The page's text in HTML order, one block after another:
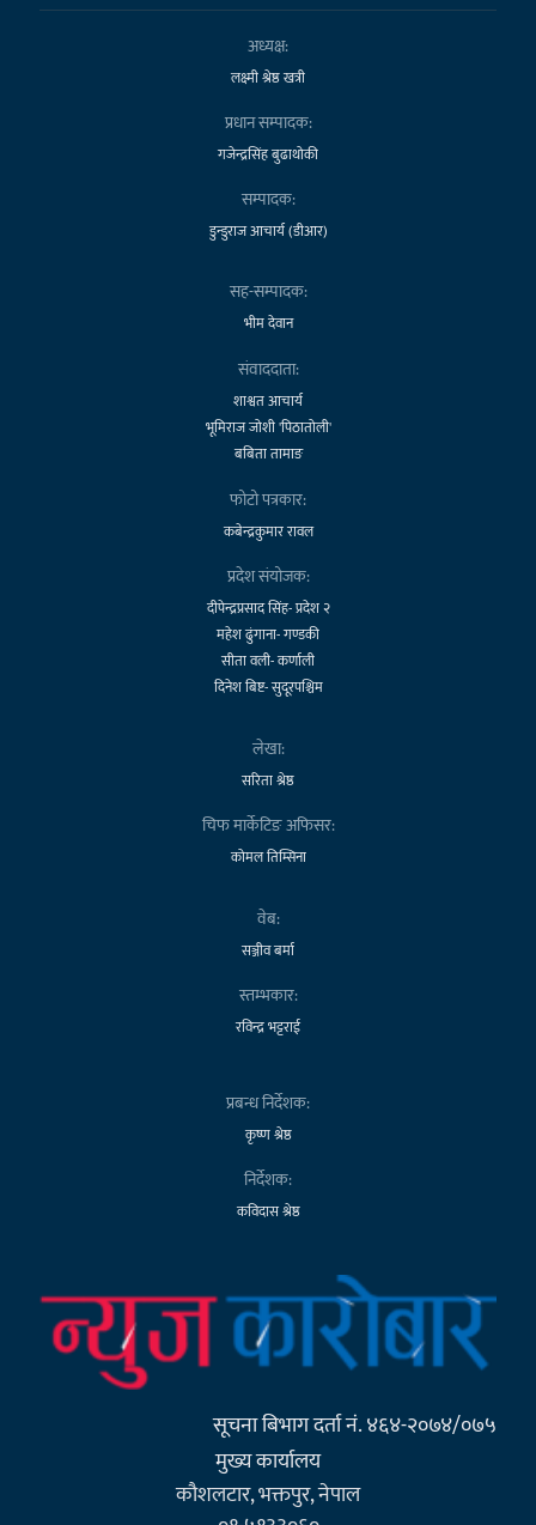
अध्यक्ष:
लक्ष्मी श्रेष्ठ खत्री
प्रधान सम्पादक:
गजेन्द्रसिंह बुढाथोकी
सम्पादक:
डुन्डुराज आचार्य (डीआर)
सह-सम्पादक:
भीम देवान
संवाददाता:
शाश्वत आचार्य
भूमिराज जोशी 'पिठातोली'
बबिता तामाङ
फोटो पत्रकार:
कबेन्द्रकुमार रावल
प्रदेश संयोजक:
दीपेन्द्रप्रसाद सिंह- प्रदेश २
महेश ढुंगाना- गण्डकी
सीता वली- कर्णाली
दिनेश बिष्ट- सुदूरपश्चिम
लेखा:
सरिता श्रेष्ठ
चिफ मार्केटिङ अफिसर:
कोमल तिम्सिना
वेब:
सञ्जीव बर्मा
स्तम्भकार:
रविन्द्र भट्टराई
प्रबन्ध निर्देशक:
कृष्ण श्रेष्ठ
निर्देशक:
कविदास श्रेष्ठ
सूचना बिभाग दर्ता नं. ४६४-२०७४/०७५
मुख्य कार्यालय
कौशलटार, भक्तपुर, नेपाल